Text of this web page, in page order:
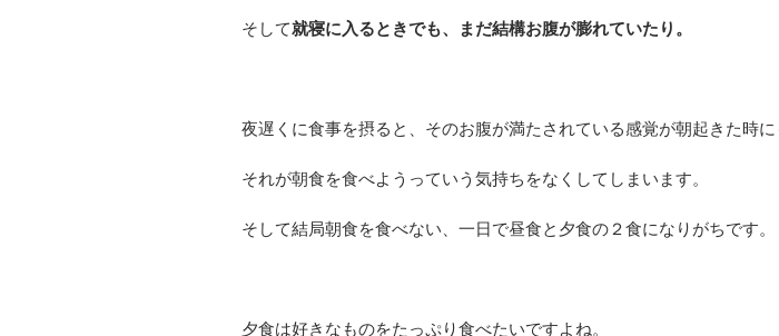
そして就寝に入るときでも、まだ結構お腹が膨れていたり。
夜遅くに食事を摂ると、そのお腹が満たされている感覚が朝起きた時に
それが朝食を食べようっていう気持ちをなくしてしまいます。
そして結局朝食を食べない、一日で昼食と夕食の２食になりがちです。
夕食は好きなものをたっぷり食べたいですよね。